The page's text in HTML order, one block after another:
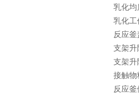
乳化均
乳化工
反应釜
支架升
支架升
接触物
反应